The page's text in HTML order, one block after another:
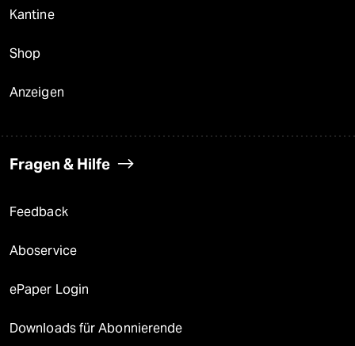
Kantine
Shop
Anzeigen
Fragen & Hilfe
Feedback
Aboservice
ePaper Login
Downloads für Abonnierende